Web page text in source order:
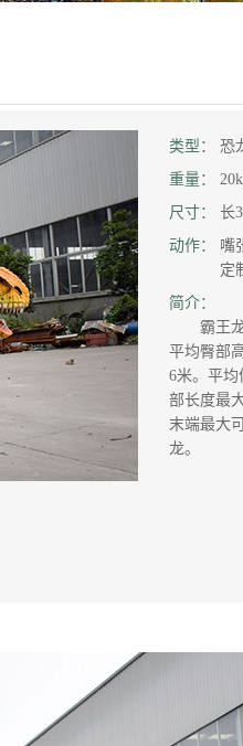
类型：
恐
重量：
尺寸：
长
动作：
嘴
定
简介：
霸王龙
平均臀部
6米。平均
部长度最
末端最大
龙。